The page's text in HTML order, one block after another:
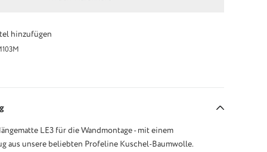
hinzufügen
LE3 für die Wandmontage - mit einem
aus unsere beliebten Profeline Kuschel-Baumwolle.